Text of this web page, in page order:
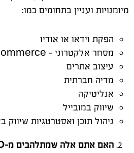
מיומנויות ועניין בתחומים כמו:
הפקת וידאו או אודיו
מסחר אלקטרוני –
עיצוב אתרים
מדיה חברתית
אנליטיקה
שיווק במובייל
ניהול תוכן ואסטרטגיות שיווק
האם אתם אלה שמתלהבים מ-